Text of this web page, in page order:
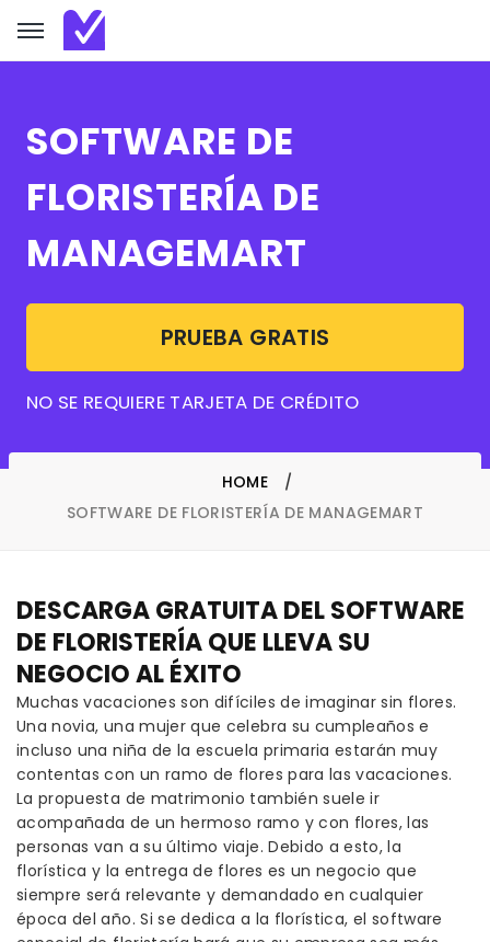
SOFTWARE DE
FLORISTERÍA DE
MANAGEMART
PRUEBA GRATIS
NO SE REQUIERE TARJETA DE CRÉDITO
HOME
SOFTWARE DE FLORISTERÍA DE MANAGEMART
DESCARGA GRATUITA DEL SOFTWARE
DE FLORISTERÍA QUE LLEVA SU
NEGOCIO AL ÉXITO
Muchas vacaciones son difíciles de imaginar sin flores.
Una novia, una mujer que celebra su cumpleaños e
incluso una niña de la escuela primaria estarán muy
contentas con un ramo de flores para las vacaciones.
La propuesta de matrimonio también suele ir
acompañada de un hermoso ramo y con flores, las
personas van a su último viaje. Debido a esto, la
florística y la entrega de flores es un negocio que
siempre será relevante y demandado en cualquier
época del año. Si se dedica a la florística, el software